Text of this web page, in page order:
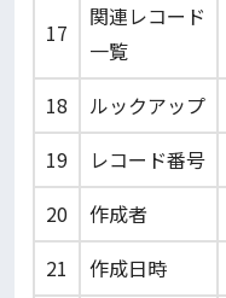
17
関連レコード
一覧
18 ルックアップ
19
レコード番号
20
作成者
21
作成日時